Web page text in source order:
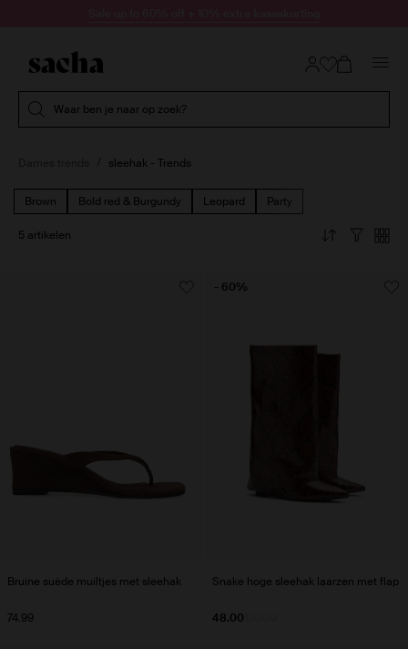
Waar ben je naar op zoek?
sleehak - Trends
Brown Bold red & Burgundy Leopard Party
5 artikelen
Bruine suède muiltjes met sleehak
74.99
Snake hoge sleehak laarzen met flap
48.00
- 60%